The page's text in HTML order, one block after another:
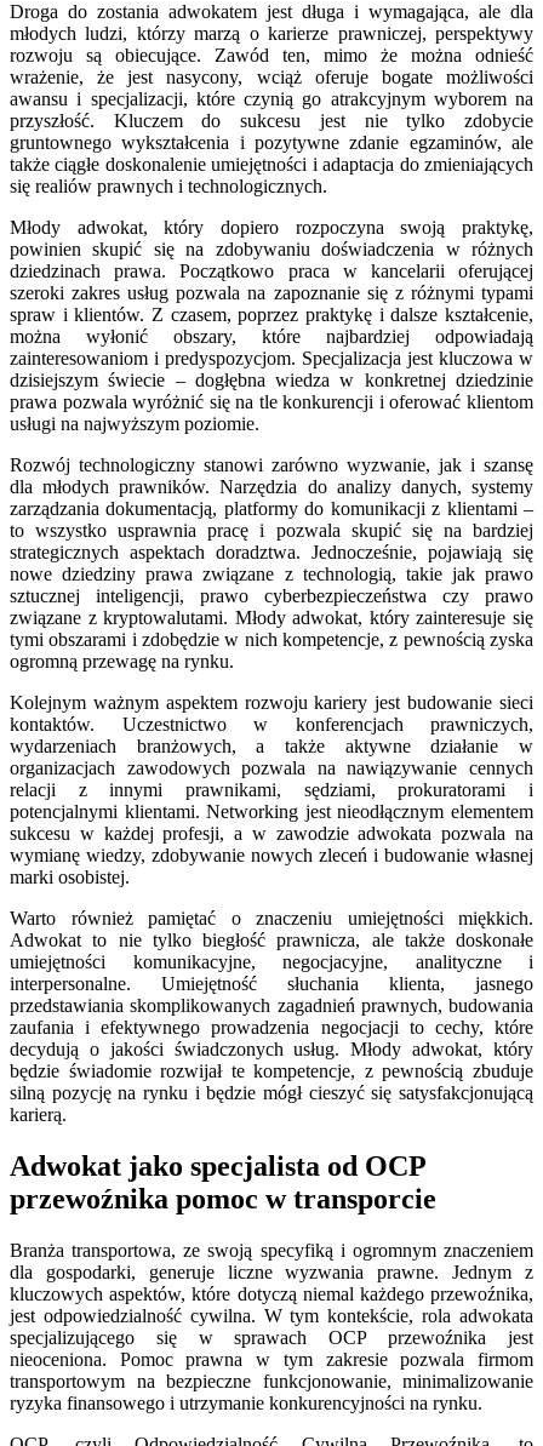
Droga do zostania adwokatem jest długa i wymagająca, ale dla
młodych ludzi, którzy marzą o karierze prawniczej, perspektywy
rozwoju są obiecujące. Zawód ten, mimo że można odnieść
wrażenie, że jest nasycony, wciąż oferuje bogate możliwości
awansu i specjalizacji, które czynią go atrakcyjnym wyborem na
przyszłość. Kluczem do sukcesu jest nie tylko zdobycie
gruntownego wykształcenia i pozytywne zdanie egzaminów, ale
także ciągłe doskonalenie umiejętności i adaptacja do zmieniających
się realiów prawnych i technologicznych.
Młody adwokat, który dopiero rozpoczyna swoją praktykę,
powinien skupić się na zdobywaniu doświadczenia w różnych
dziedzinach prawa. Początkowo praca w kancelarii oferującej
szeroki zakres usług pozwala na zapoznanie się z różnymi typami
spraw i klientów. Z czasem, poprzez praktykę i dalsze kształcenie,
można wyłonić obszary, które najbardziej odpowiadają
zainteresowaniom i predyspozycjom. Specjalizacja jest kluczowa w
dzisiejszym świecie – dogłębna wiedza w konkretnej dziedzinie
prawa pozwala wyróżnić się na tle konkurencji i oferować klientom
usługi na najwyższym poziomie.
Rozwój technologiczny stanowi zarówno wyzwanie, jak i szansę
dla młodych prawników. Narzędzia do analizy danych, systemy
zarządzania dokumentacją, platformy do komunikacji z klientami –
to wszystko usprawnia pracę i pozwala skupić się na bardziej
strategicznych aspektach doradztwa. Jednocześnie, pojawiają się
nowe dziedziny prawa związane z technologią, takie jak prawo
sztucznej inteligencji, prawo cyberbezpieczeństwa czy prawo
związane z kryptowalutami. Młody adwokat, który zainteresuje się
tymi obszarami i zdobędzie w nich kompetencje, z pewnością zyska
ogromną przewagę na rynku.
Kolejnym ważnym aspektem rozwoju kariery jest budowanie sieci
kontaktów. Uczestnictwo w konferencjach prawniczych,
wydarzeniach branżowych, a także aktywne działanie w
organizacjach zawodowych pozwala na nawiązywanie cennych
relacji z innymi prawnikami, sędziami, prokuratorami i
potencjalnymi klientami. Networking jest nieodłącznym elementem
sukcesu w każdej profesji, a w zawodzie adwokata pozwala na
wymianę wiedzy, zdobywanie nowych zleceń i budowanie własnej
marki osobistej.
Warto również pamiętać o znaczeniu umiejętności miękkich.
Adwokat to nie tylko biegłość prawnicza, ale także doskonałe
umiejętności komunikacyjne, negocjacyjne, analityczne i
interpersonalne. Umiejętność słuchania klienta, jasnego
przedstawiania skomplikowanych zagadnień prawnych, budowania
zaufania i efektywnego prowadzenia negocjacji to cechy, które
decydują o jakości świadczonych usług. Młody adwokat, który
będzie świadomie rozwijał te kompetencje, z pewnością zbuduje
silną pozycję na rynku i będzie mógł cieszyć się satysfakcjonującą
karierą.
Adwokat jako specjalista od OCP
przewoźnika pomoc w transporcie
Branża transportowa, ze swoją specyfiką i ogromnym znaczeniem
dla gospodarki, generuje liczne wyzwania prawne. Jednym z
kluczowych aspektów, które dotyczą niemal każdego przewoźnika,
jest odpowiedzialność cywilna. W tym kontekście, rola adwokata
specjalizującego się w sprawach OCP przewoźnika jest
nieoceniona. Pomoc prawna w tym zakresie pozwala firmom
transportowym na bezpieczne funkcjonowanie, minimalizowanie
ryzyka finansowego i utrzymanie konkurencyjności na rynku.